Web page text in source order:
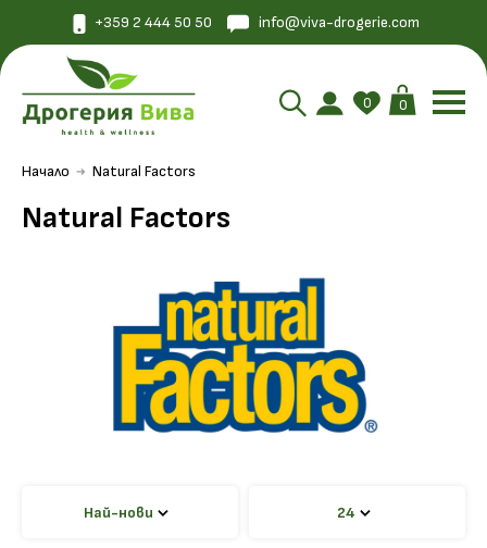
+359 2 444 50 50 info@viva-drogerie.com
0 0
Начало Natural Factors
Natural Factors
Най-нови 24